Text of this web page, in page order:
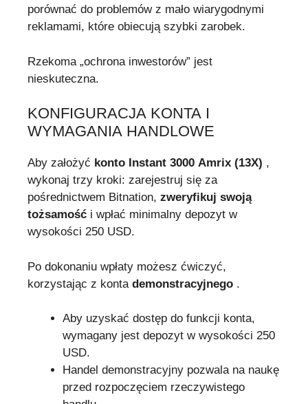
porównać do problemów z mało wiarygodnymi
reklamami, które obiecują szybki zarobek.
Rzekoma „ochrona inwestorów” jest
nieskuteczna.
KONFIGURACJA KONTA I
WYMAGANIA HANDLOWE
Aby założyć konto Instant 3000 Amrix (13X) ,
wykonaj trzy kroki: zarejestruj się za
pośrednictwem Bitnation, zweryfikuj swoją
tożsamość i wpłać minimalny depozyt w
wysokości 250 USD.
Po dokonaniu wpłaty możesz ćwiczyć,
korzystając z konta demonstracyjnego .
Aby uzyskać dostęp do funkcji konta,
wymagany jest depozyt w wysokości 250
USD.
Handel demonstracyjny pozwala na naukę
przed rozpoczęciem rzeczywistego